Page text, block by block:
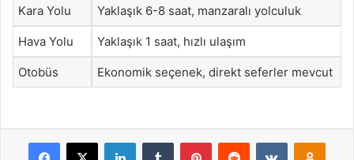
Kara Yolu Yaklaşık 6-8 saat, manzaralı yolculuk
Hava Yolu Yaklaşık 1 saat, hızlı ulaşım
Otobüs Ekonomik seçenek, direkt seferler mevcut
Facebook
X LinkedInTumblr PinterestReddit VKontakte